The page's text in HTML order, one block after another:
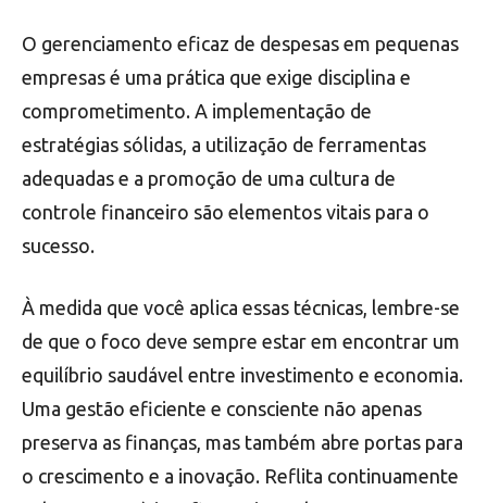
O gerenciamento eficaz de despesas em pequenas
empresas é uma prática que exige disciplina e
comprometimento. A implementação de
estratégias sólidas, a utilização de ferramentas
adequadas e a promoção de uma cultura de
controle financeiro são elementos vitais para o
sucesso.
À medida que você aplica essas técnicas, lembre-se
de que o foco deve sempre estar em encontrar um
equilíbrio saudável entre investimento e economia.
Uma gestão eficiente e consciente não apenas
preserva as finanças, mas também abre portas para
o crescimento e a inovação. Reflita continuamente